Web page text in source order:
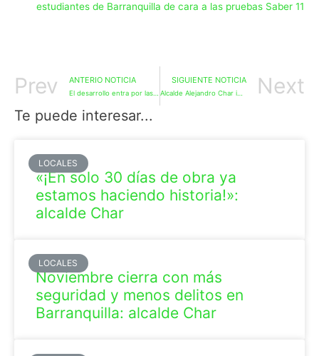
estudiantes de Barranquilla de cara a las pruebas Saber 11
Prev ANTERIO NOTICIA SIGUIENTE NOTICIA
Alcalde Alejandro Char inspeccionó avance de canalización de la calle 85, que conectará a las carreras 47 con la 52 Next
Te puede interesar...
LOCALES
«¡En solo 30 días de obra ya
estamos haciendo historia!»:
alcalde Char
LOCALES
Noviembre cierra con más
seguridad y menos delitos en
Barranquilla: alcalde Char